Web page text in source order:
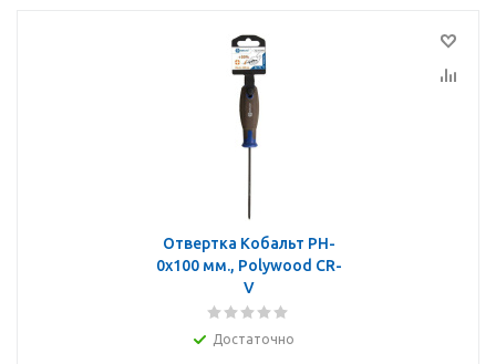
Отвертка Кобальт PH-
0х100 мм., Polywood CR-
V
Достаточно